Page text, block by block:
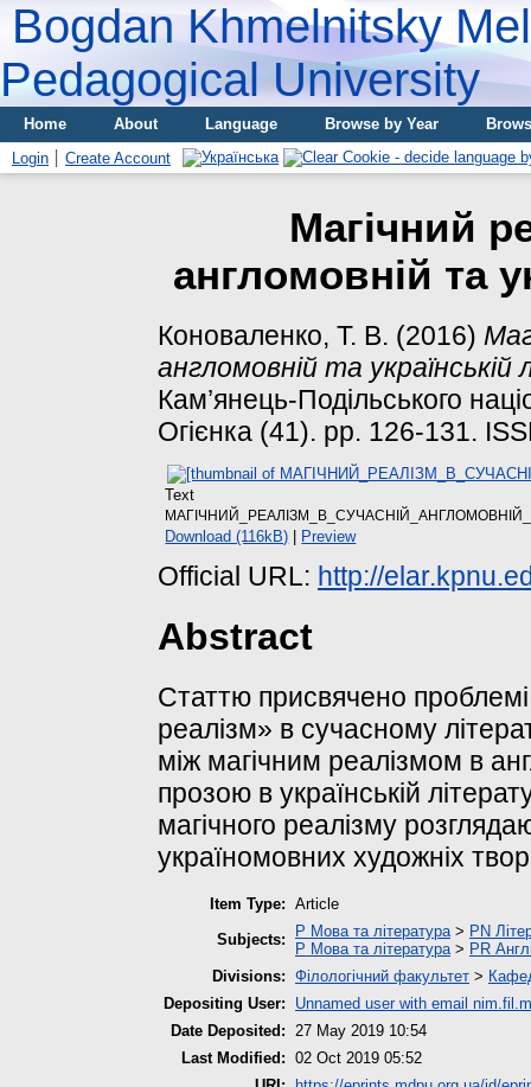
Bogdan Khmelnitsky
Pedagogical University
Home About Language Browse by Year
Login
Create Account
Магічний
англомовній та
Коноваленко, Т. В. (2016)
англомовній та
Кам’янець-Подільського
Огієнка (41). pp. 126-131.
Text
Download (116kB) Preview
Official URL: http://
Abstract
Статтю присвячено
реалізм» в сучасному
між магічним реалізмом в
прозою в українській
магічного реалізму
україномовних художніх
Item Type: Article
Subjects:
P Мова та література> PN
P Мова та література> PR
Divisions: Філологічний факультет >
Depositing User:
Unnamed user with email
Date Deposited: 27 May 2019 10:54
Last Modified: 02 Oct 2019 05:52